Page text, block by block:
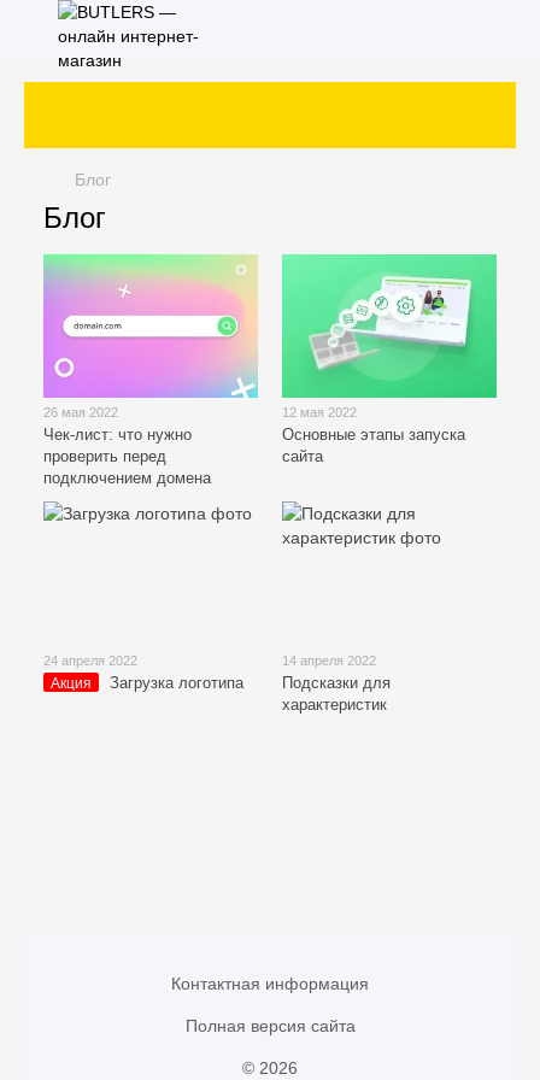
Блог
Блог
26 мая 2022
Чек-лист: что нужно
проверить перед
подключением домена
12 мая 2022
Основные этапы запуска
сайта
24 апреля 2022
Акция Загрузка логотипа
14 апреля 2022
Подсказки для
характеристик
Контактная информация
Полная версия сайта
© 2026